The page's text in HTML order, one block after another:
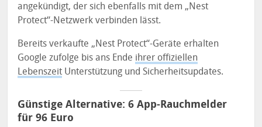
angekündigt, der sich ebenfalls mit dem „Nest
Protect“-Netzwerk verbinden lässt.
Bereits verkaufte „Nest Protect“-Geräte erhalten
Google zufolge bis ans Ende ihrer offiziellen
Lebenszeit Unterstützung und Sicherheitsupdates.
Günstige Alternative: 6 App-Rauchmelder
für 96 Euro